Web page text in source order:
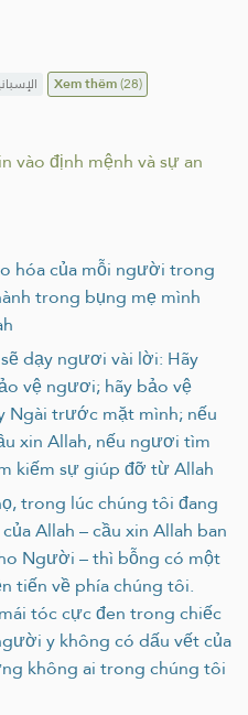
Xem thêm(28)
vào định mệnh và sự an
hóa của mỗi người trong
trong bụng mẹ mình
dạy ngươi vài lời: Hãy
vệ ngươi; hãy bảo vệ
Ngài trước mặt mình; nếu
xin Allah, nếu ngươi tìm
kiếm sự giúp đỡ từ Allah
trong lúc chúng tôi đang
Allah – cầu xin Allah ban
Người – thì bỗng có một
tiến về phía chúng tôi.
tóc cực đen trong chiếc
y không có dấu vết của
không ai trong chúng tôi